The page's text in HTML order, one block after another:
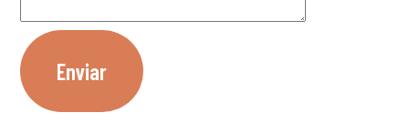
Enviar